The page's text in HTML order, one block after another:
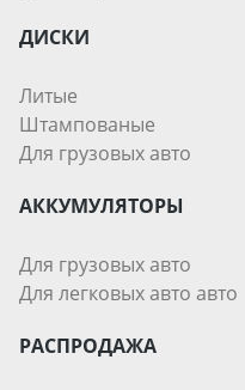
ДИСКИ
Литые
Штампованые
Для грузовых авто
АККУМУЛЯТОРЫ
Для грузовых авто
Для легковых авто авто
РАСПРОДАЖА